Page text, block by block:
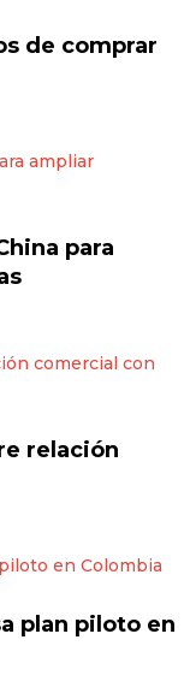
de comprar
para
relación
plan piloto en